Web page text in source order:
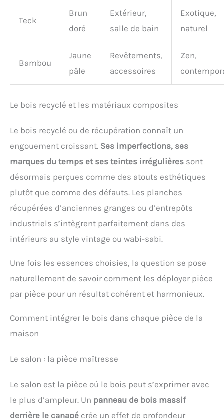
Teck
Brun
doré
Extérieur,
salle de bain
Exotique,
naturel
Bambou
Jaune
pâle
Revêtements,
accessoires
Zen,
Le bois recyclé et les matériaux composites
Le bois recyclé ou de récupération connaît un
engouement croissant. Ses imperfections, ses
marques du temps et ses teintes irrégulières sont
désormais perçues comme des atouts esthétiques
plutôt que comme des défauts. Les planches
récupérées d’anciennes granges ou d’entrepôts
industriels s’intègrent parfaitement dans des
intérieurs au style vintage ou wabi-sabi.
Une fois les essences choisies, la question se pose
naturellement de savoir comment les déployer pièce
par pièce pour un résultat cohérent et harmonieux.
Comment intégrer le bois dans chaque pièce de la
maison
Le salon : la pièce maîtresse
Le salon est la pièce où le bois peut s’exprimer avec
le plus d’ampleur. Un panneau de bois massif
derrière le canapé crée un effet de profondeur